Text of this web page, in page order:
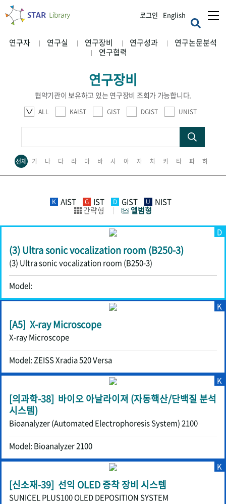
로그인 English
연구자 연구실 연구장비 연구성과
연구논문분석
연구협력
연구장비
협약기관이 보유하고 있는 연구장비 조회가 가능합니다.
ALL KAIST GIST DGIST UNIST
전체 가 나 다 라 마 바 사 아 자 차 카 타 파 하
K AIST G IST D GIST U NIST
간략형 앨범형
(3) Ultra sonic vocalization room (B250-3)
(3) Ultra sonic vocalization room (B250-3)
Model:
D
[A5] X-ray Microscope
X-ray Microscope
Model: ZEISS Xradia 520 Versa
K
[의과학-38] 바이오 아날라이져 (자동핵산/단백질 분석
시스템)
Bioanalyzer (Automated Electrophoresis System) 2100
Model: Bioanalyzer 2100
K
[신소재-39] 선익 OLED 증착 장비 시스템
SUNICEL PLUS100 OLED DEPOSITION SYSTEM
K